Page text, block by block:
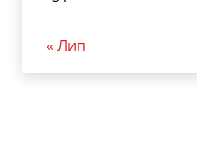
« Лип